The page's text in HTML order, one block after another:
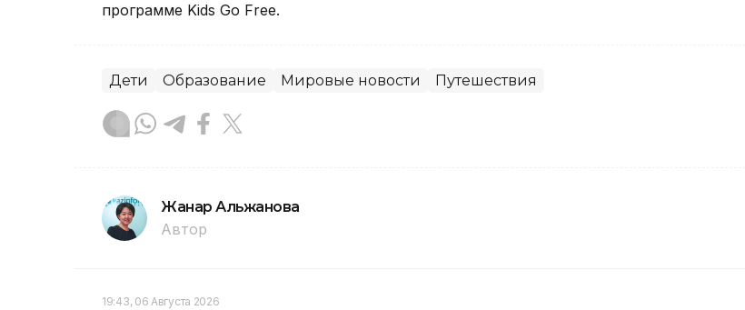
программе Kids Go Free.
Дети Образование Мировые новости Путешествия
Жанар Альжанова
Автор
19:43, 06 Августа 2026